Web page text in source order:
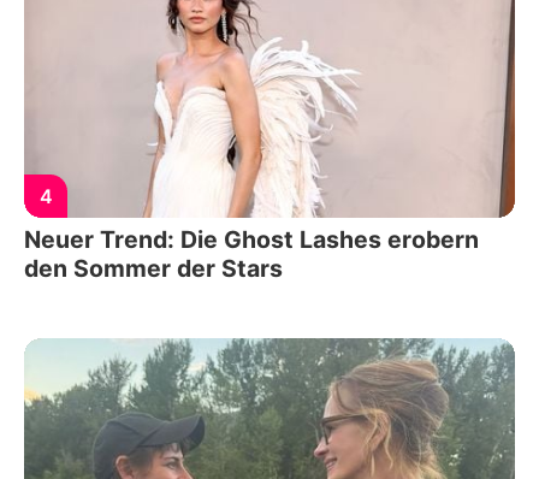
4
Neuer Trend: Die Ghost Lashes erobern
den Sommer der Stars